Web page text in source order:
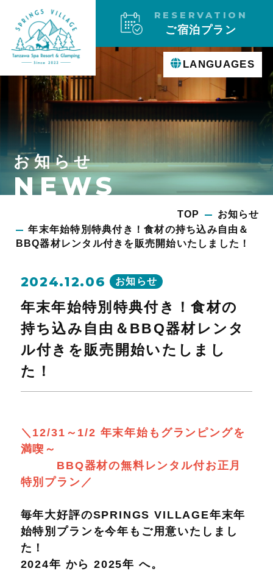
RESERVATION
ご宿泊プラン
LANGUAGES
お知らせ
NEWS
TOP
お知らせ
年末年始特別特典付き！食材の持ち込み自由＆
BBQ器材レンタル付きを販売開始いたしました！
2024.12.06 お知らせ
年末年始特別特典付き！食材の
持ち込み自由＆BBQ器材レンタ
ル付きを販売開始いたしまし
た！
＼12/31～1/2 年末年始もグランピングを
満喫～
BBQ器材の無料レンタル付お正月
特別プラン／
毎年大好評のSPRINGS VILLAGE年末年
始特別プランを今年もご用意いたしまし
た！
2024年 から 2025年 へ。